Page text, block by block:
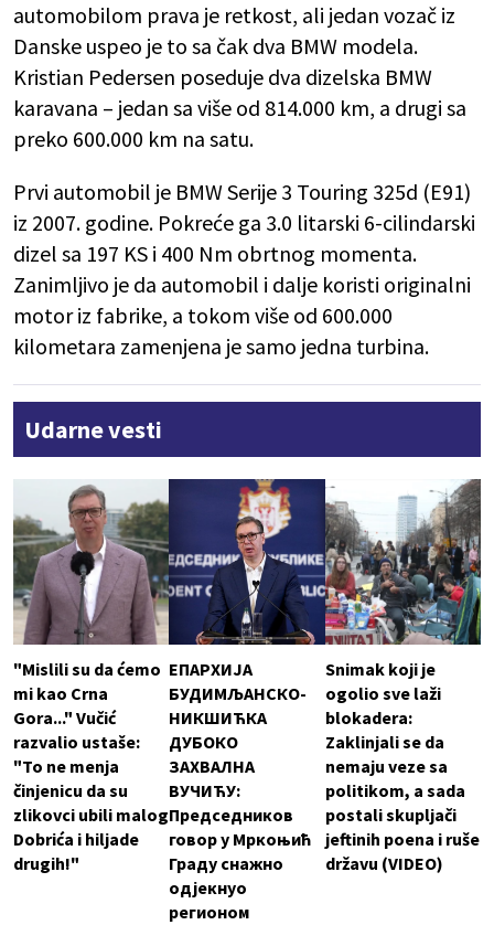
automobilom prava je retkost, ali jedan vozač iz
Danske uspeo je to sa čak dva BMW modela.
Kristian Pedersen poseduje dva dizelska BMW
karavana – jedan sa više od 814.000 km, a drugi sa
preko 600.000 km na satu.
Prvi automobil je BMW Serije 3 Touring 325d (E91)
iz 2007. godine. Pokreće ga 3.0 litarski 6-cilindarski
dizel sa 197 KS i 400 Nm obrtnog momenta.
Zanimljivo je da automobil i dalje koristi originalni
motor iz fabrike, a tokom više od 600.000
kilometara zamenjena je samo jedna turbina.
Udarne vesti
"Mislili su da ćemo
mi kao Crna
Gora..." Vučić
razvalio ustaše:
"To ne menja
činjenicu da su
zlikovci ubili malog
Dobrića i hiljade
drugih!"
ЕПАРХИЈА
БУДИМЉАНСКО-
НИКШИЋКА
ДУБОКО
ЗАХВАЛНА
ВУЧИЋУ:
Председников
говор у Мркоњић
Граду снажно
одјекнуо
регионом
Snimak koji je
ogolio sve laži
blokadera:
Zaklinjali se da
nemaju veze sa
politikom, a sada
postali skupljači
jeftinih poena i ruše
državu (VIDEO)